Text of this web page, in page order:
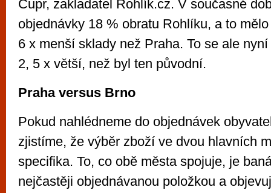
Čupr, zakladatel Rohlík.cz. V současné
objednávky 18 % obratu Rohlíku, a to
6 x menší sklady než Praha. To se ale
2, 5 x větší, než byl ten původní.
Praha versus Brno
Pokud nahlédneme do objednávek
zjistíme, že výběr zboží ve dvou hlavních
specifika. To, co obě města spojuje, je
nejčastěji objednávanou položkou a